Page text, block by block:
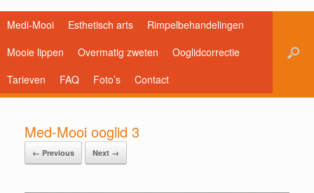
Medi-Mooi Esthetisch arts
Rimpelbehandelingen
Mooie lippen
Overmatig zweten
Ooglidcorrectie
Tarieven
FAQ Foto’s Contact
Med-Mooi ooglid 3
← Previous Next →